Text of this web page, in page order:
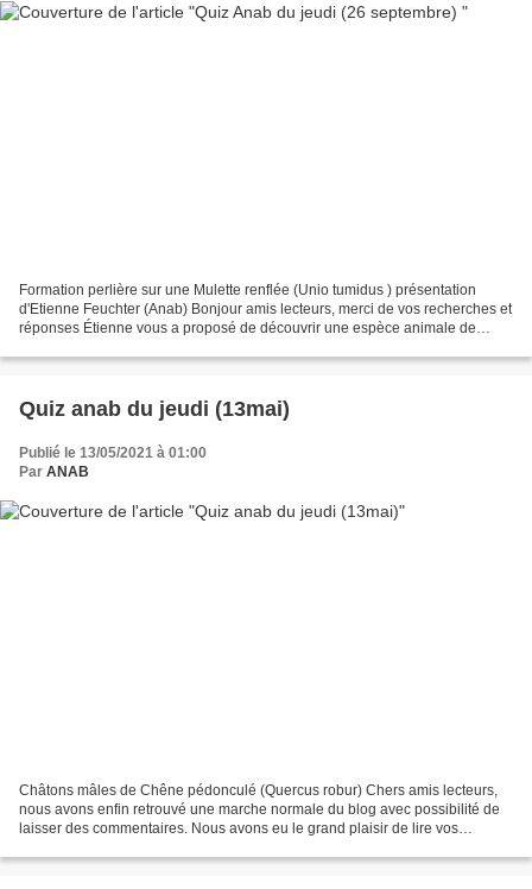
Formation perlière sur une Mulette renflée (Unio tumidus ) présentation
d'Etienne Feuchter (Anab) Bonjour amis lecteurs, merci de vos recherches et
réponses Étienne vous a proposé de découvrir une espèce animale de
Quiz anab du jeudi (13mai)
Publié le 13/05/2021 à 01:00
Par ANAB
Châtons mâles de Chêne pédonculé (Quercus robur) Chers amis lecteurs,
nous avons enfin retrouvé une marche normale du blog avec possibilité de
laisser des commentaires. Nous avons eu le grand plaisir de lire vos